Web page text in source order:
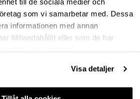
som vi samarbetar med. Dessa
informationen med annan
tillhandahållit eller som de har
Visa detaljer